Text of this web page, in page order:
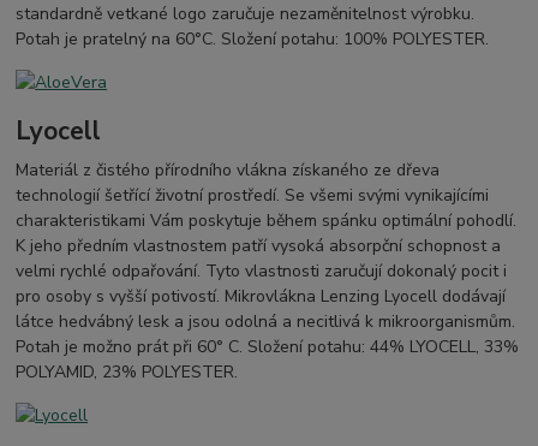
standardně vetkané logo zaručuje nezaměnitelnost výrobku.
Potah je pratelný na 60°C. Složení potahu: 100% POLYESTER.
Lyocell
Materiál z čistého přírodního vlákna získaného ze dřeva
technologií šetřící životní prostředí. Se všemi svými vynikajícími
charakteristikami Vám poskytuje během spánku optimální pohodlí.
K jeho předním vlastnostem patří vysoká absorpční schopnost a
velmi rychlé odpařování. Tyto vlastnosti zaručují dokonalý pocit i
pro osoby s vyšší potivostí. Mikrovlákna Lenzing Lyocell dodávají
látce hedvábný lesk a jsou odolná a necitlivá k mikroorganismům.
Potah je možno prát při 60° C. Složení potahu: 44% LYOCELL, 33%
POLYAMID, 23% POLYESTER.